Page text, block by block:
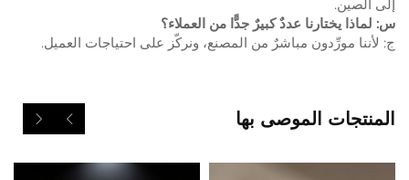
إلى الصين.
س: لماذا يختارنا عددٌ كبيرٌ جدًّا من العملاء؟
ج: لأننا مورِّدون مباشرٌ من المصنع، ونركّز على احتياجات العميل.
المنتجات الموصى بها